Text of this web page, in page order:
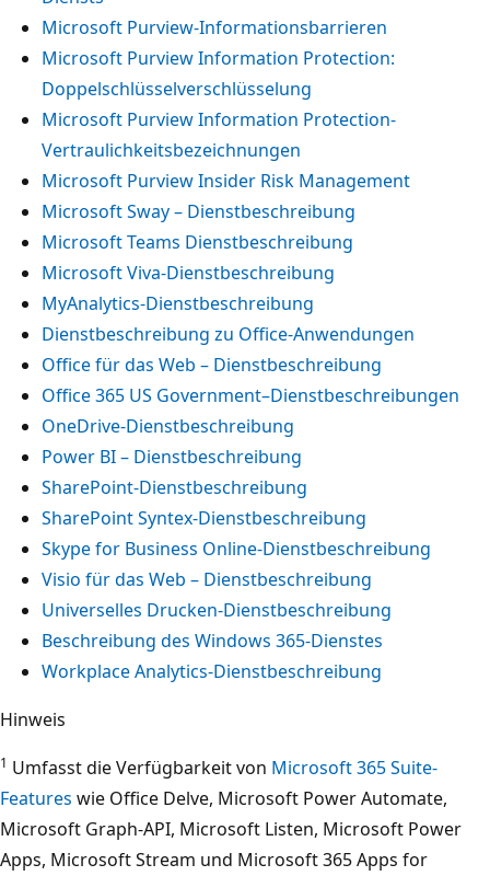
Microsoft Purview-Informationsbarrieren
Microsoft Purview Information Protection:
Doppelschlüsselverschlüsselung
Microsoft Purview Information Protection-
Vertraulichkeitsbezeichnungen
Microsoft Purview Insider Risk Management
Microsoft Sway – Dienstbeschreibung
Microsoft Teams Dienstbeschreibung
Microsoft Viva-Dienstbeschreibung
MyAnalytics-Dienstbeschreibung
Dienstbeschreibung zu Office-Anwendungen
Office für das Web – Dienstbeschreibung
Office 365 US Government–Dienstbeschreibungen
OneDrive-Dienstbeschreibung
Power BI – Dienstbeschreibung
SharePoint-Dienstbeschreibung
SharePoint Syntex-Dienstbeschreibung
Skype for Business Online-Dienstbeschreibung
Visio für das Web – Dienstbeschreibung
Universelles Drucken-Dienstbeschreibung
Beschreibung des Windows 365-Dienstes
Workplace Analytics-Dienstbeschreibung
Hinweis
1 Umfasst die Verfügbarkeit von Microsoft 365 Suite-
Features wie Office Delve, Microsoft Power Automate,
Microsoft Graph-API, Microsoft Listen, Microsoft Power
Apps, Microsoft Stream und Microsoft 365 Apps for